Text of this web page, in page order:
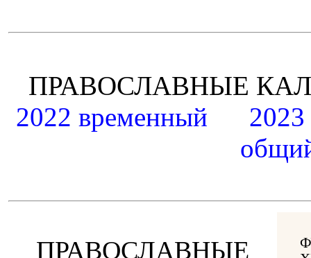
ПРАВОСЛАВНЫЕ
2022 временный
ПРАВОСЛАВНЫЕ